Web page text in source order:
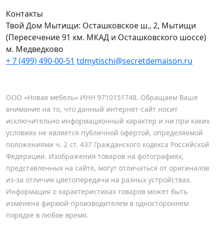
Контакты
Твой Дом Мытищи: Осташковское ш., 2, Мытищи
(Пересечение 91 км. МКАД и Осташковского шоссе)
м. Медведково
+ 7 (499) 490-00-51 tdmytischi@secretdemaison.ru
ООО «Новая мебель» ИНН 9710151748. Обращаем Ваше
внимание на то, что данный интернет-сайт носит
исключительно информационный характер и ни при каких
условиях не является публичной офертой, определяемой
положениями ч. 2 ст. 437 Гражданского кодекса Российской
Федерации. Изображения товаров на фотографиях,
представленных на сайте, могут отличаться от оригиналов
из-за отличия цветопередачи на разных устройствах.
Информация о характеристиках товаров может быть
изменена фирмой-производителем в одностороннем
порядке в любое время.